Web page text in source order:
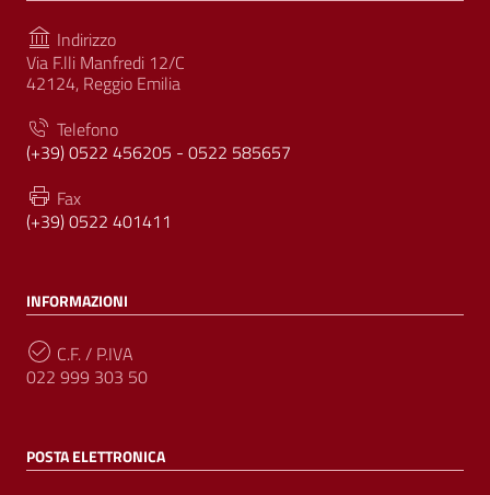
Indirizzo
Via F.lli Manfredi 12/C
42124, Reggio Emilia
Telefono
(+39) 0522 456205 - 0522 585657
Fax
(+39) 0522 401411
INFORMAZIONI
C.F. / P.IVA
022 999 303 50
POSTA ELETTRONICA